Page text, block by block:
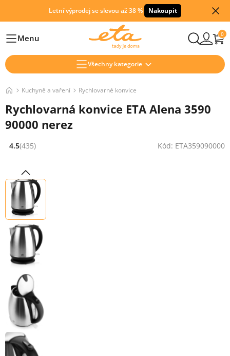
Letní výprodej se slevou až 38 % Nakoupit
HlavníMenu 0
Všechny kategorie
Kuchyně a vaření Rychlovarné konvice
Rychlovarná konvice ETA Alena 3590
90000 nerez
Hodnocení: 4.5 z 5 (435 recenzí)
4.5(435) Kód: ETA359090000